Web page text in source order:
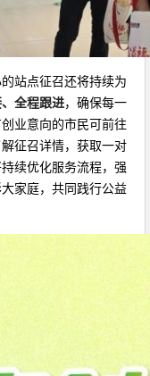
站点征召还将持续为
全程跟进，确保每一
业意向的市民可前往
征召详情，获取一对
续优化服务流程，强
家庭，共同践行公益